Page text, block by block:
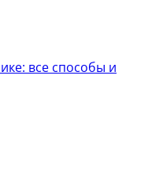
все способы и